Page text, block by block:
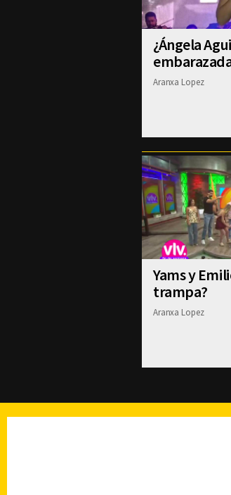
¿Ángela
Aranxa Lopez
Yams y
trampa?
Aranxa Lopez
DERECHOS